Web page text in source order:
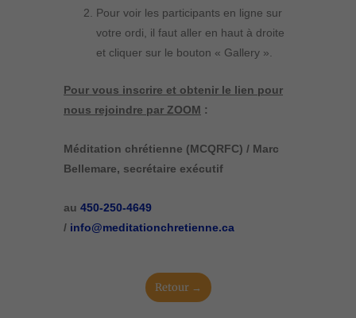
Pour voir les participants en ligne sur
votre ordi, il faut aller en haut à droite
et cliquer sur le bouton « Gallery ».
Pour vous inscrire et obtenir le lien pour
nous rejoindre par ZOOM :
Méditation chrétienne (MCQRFC) / Marc
Bellemare, secrétaire exécutif
au 450-250-4649
/ info@meditationchretienne.ca
Retour →